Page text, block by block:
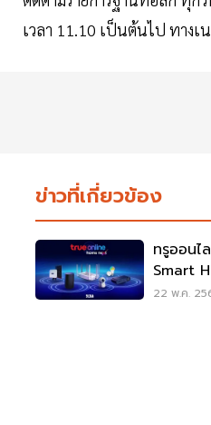
เวลา 11.10 เป็นต้นไป ทางเ
ข่าวที่เกี่ยวข้อง
ทรูออนไ
Smart
22 พ.ค.